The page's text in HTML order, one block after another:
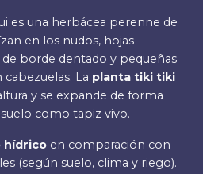
es una herbácea perenne de
en los nudos, hojas
borde dentado y pequeñas
La planta tiki tiki
y se expande de forma
como tapiz vivo.
hídrico en comparación con
(según suelo, clima y riego).